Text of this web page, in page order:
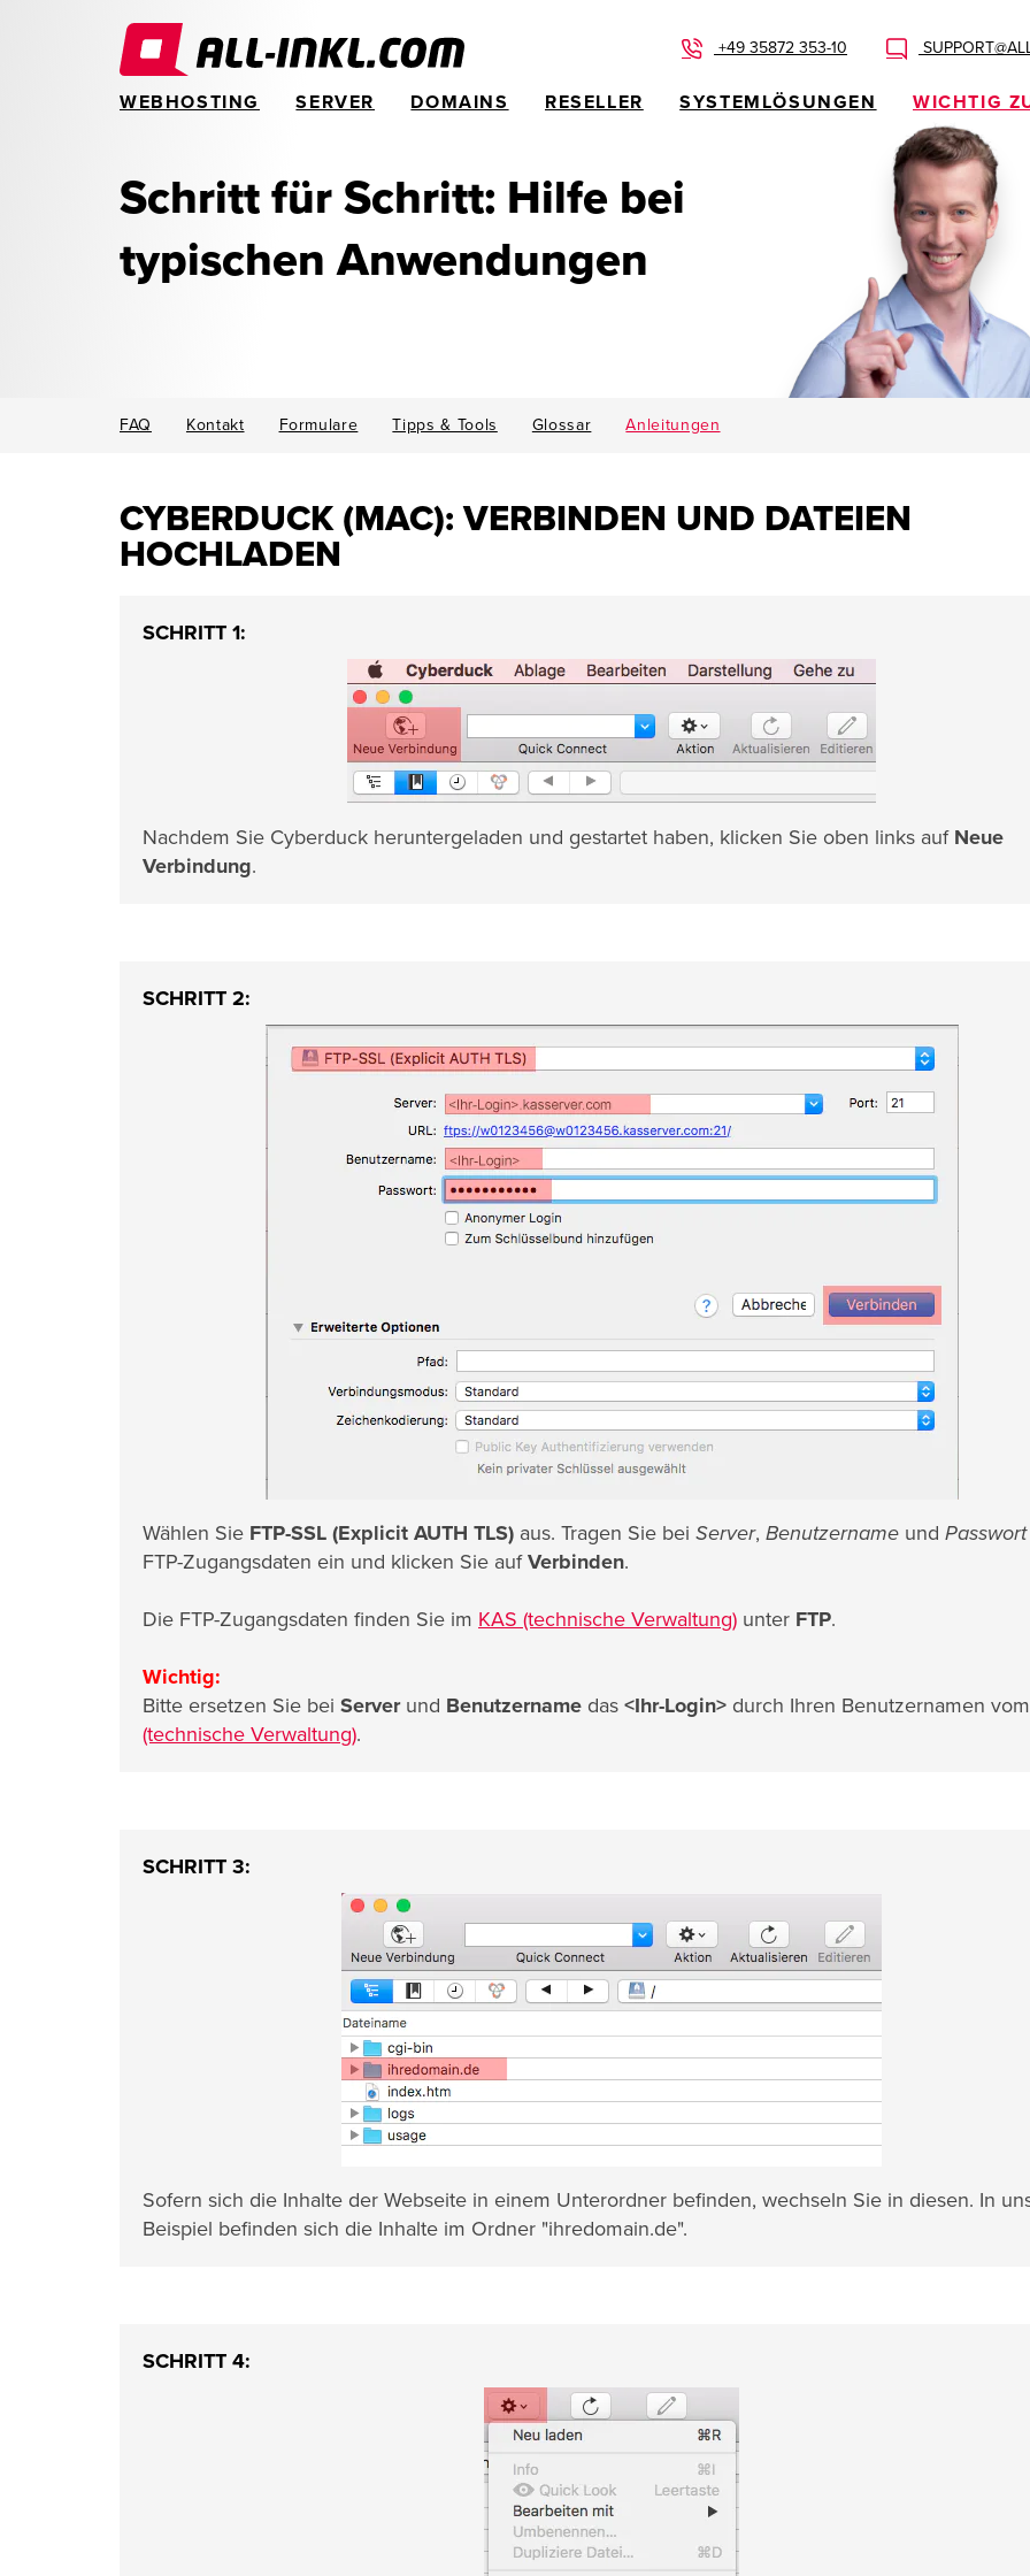
+49 35872 353-10
WEBHOSTING SERVER DOMAINS RESELLER SYSTEMLÖSUNGEN WICHTIG
Schritt für Schritt: Hilfe bei
typischen Anwendungen
FAQ Kontakt Formulare Tipps & Tools Glossar Anleitungen
CYBERDUCK (MAC): VERBINDEN UND DATEIEN
HOCHLADEN
SCHRITT 1:
Nachdem Sie Cyberduck heruntergeladen und gestartet haben, klicken Sie oben links auf Neue
Verbindung.
SCHRITT 2:
Wählen Sie FTP-SSL (Explicit AUTH TLS) aus. Tragen Sie bei Server, Benutzername und Passwort
FTP-Zugangsdaten ein und klicken Sie aufVerbinden.
Die FTP-Zugangsdaten finden Sie im KAS (technische Verwaltung) unter FTP.
Wichtig:
Bitte ersetzen Sie bei Server und Benutzername das <Ihr-Login> durch Ihren Benutzernamen vom
(technische Verwaltung).
SCHRITT 3:
Sofern sich die Inhalte der Webseite in einem Unterordner befinden, wechseln Sie in diesen. In
Beispiel befinden sich die Inhalte im Ordner "ihredomain.de".
SCHRITT 4: